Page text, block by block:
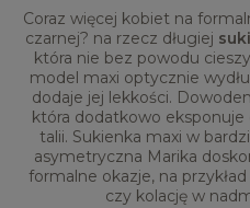
Coraz więcej kobiet na
czarnej? na rzecz długiej
która nie bez powodu
model maxi optycznie
dodaje jej lekkości.
która dodatkowo
talii. Sukienka maxi w
asymetryczna Marika
formalne okazje, na
czy kolację w